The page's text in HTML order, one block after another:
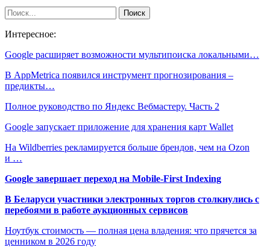
Интересное:
Google расширяет возможности мультипоиска локальными…
В AppMetrica появился инструмент прогнозирования –
предикты…
Полное руководство по Яндекс Вебмастеру. Часть 2
Google запускает приложение для хранения карт Wallet
На Wildberries рекламируется больше брендов, чем на Ozon
и …
Google завершает переход на Mobile-First Indexing
В Беларуси участники электронных торгов столкнулись с
перебоями в работе аукционных сервисов
Ноутбук стоимость — полная цена владения: что прячется за
ценником в 2026 году